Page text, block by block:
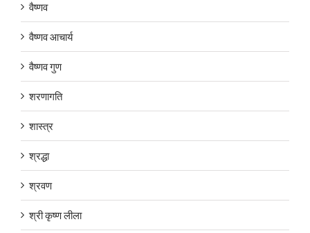
वैष्णव
वैष्णव आचार्य
वैष्णव गुण
शरणागति
शास्त्र
श्रद्धा
श्रवण
श्री कृष्ण लीला